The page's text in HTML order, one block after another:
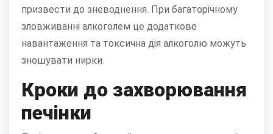
призвести до зневоднення. При багаторічному
зловживанні алкоголем це додаткове
навантаження та токсична дія алкоголю можуть
зношувати нирки.
Кроки до захворювання
печінки